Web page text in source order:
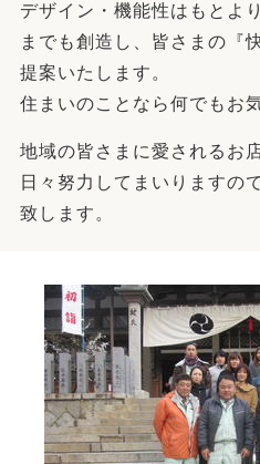
デザイン・機能性はもとよ
までも創造し、皆さまの『
提案いたします。
住まいのことなら何でもお
地域の皆さまに愛されるお
日々努力してまいりますの
致します。